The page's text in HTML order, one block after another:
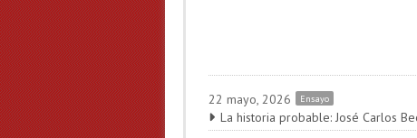
22 mayo, 2026 Ensayo
La historia probable: José Carlos